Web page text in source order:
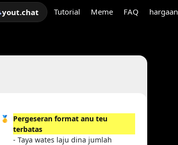
yout.chat Tutorial Meme FAQ hargaan
🥇
Pergeseran format anu teu
terbatas
- Taya wates laju dina jumlah